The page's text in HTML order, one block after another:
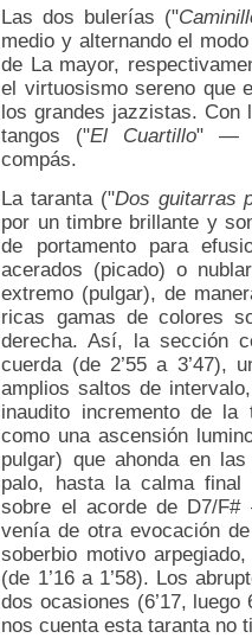
Las dos bulerías ("
medio y alternando el
de La mayor,
el virtuosismo sereno que
los grandes jazzistas. Con
tangos ("El Cuartillo" —
compás.
La taranta ("Dos guitarras
por un timbre brillante y
de portamento para
acerados (picado) o
extremo (pulgar), de
ricas gamas de colores
derecha. Así, la sección
cuerda (de 2’55 a 3’47),
amplios saltos de
inaudito incremento de la
como una ascensión
pulgar) que ahonda en
palo, hasta la calma final
sobre el acorde de D7/
venía de otra evocación
soberbio motivo
(de 1’16 a 1’58). Los
dos ocasiones (6’17, luego
nos cuenta esta taranta no